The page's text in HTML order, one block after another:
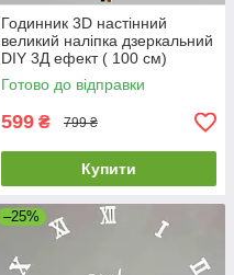
Годинник 3D настінний
великий наліпка дзеркальний
DIY 3Д ефект ( 100 см)
Палички-Cu-100 бронзовий
мідний
Готово до відправки
599 ₴ 799 ₴
Купити
–25%